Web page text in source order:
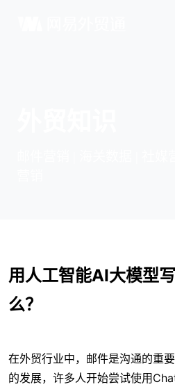
用人工智能AI大模型
么？
在外贸行业中，邮件是沟通的重
的发展，许多人开始尝试使用